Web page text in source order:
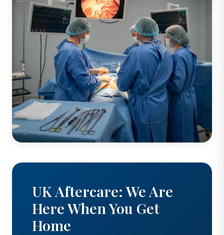
UK Aftercare: We Are
Here When You Get
Home